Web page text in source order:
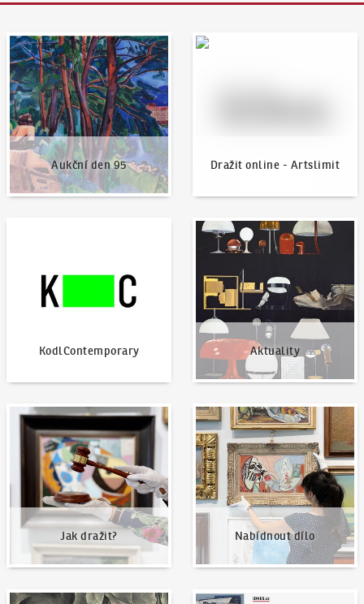
Aukční den 95
Aukční den 95
Dražit online - Artslimit
Dražit online - Artslimit
KodlContemporary Aktuality
Aktuality
Jak dražit?
Jak dražit?
Nabídnout dílo
Nabídnout dílo
Naše nejvyšší prodeje Napsali o nás